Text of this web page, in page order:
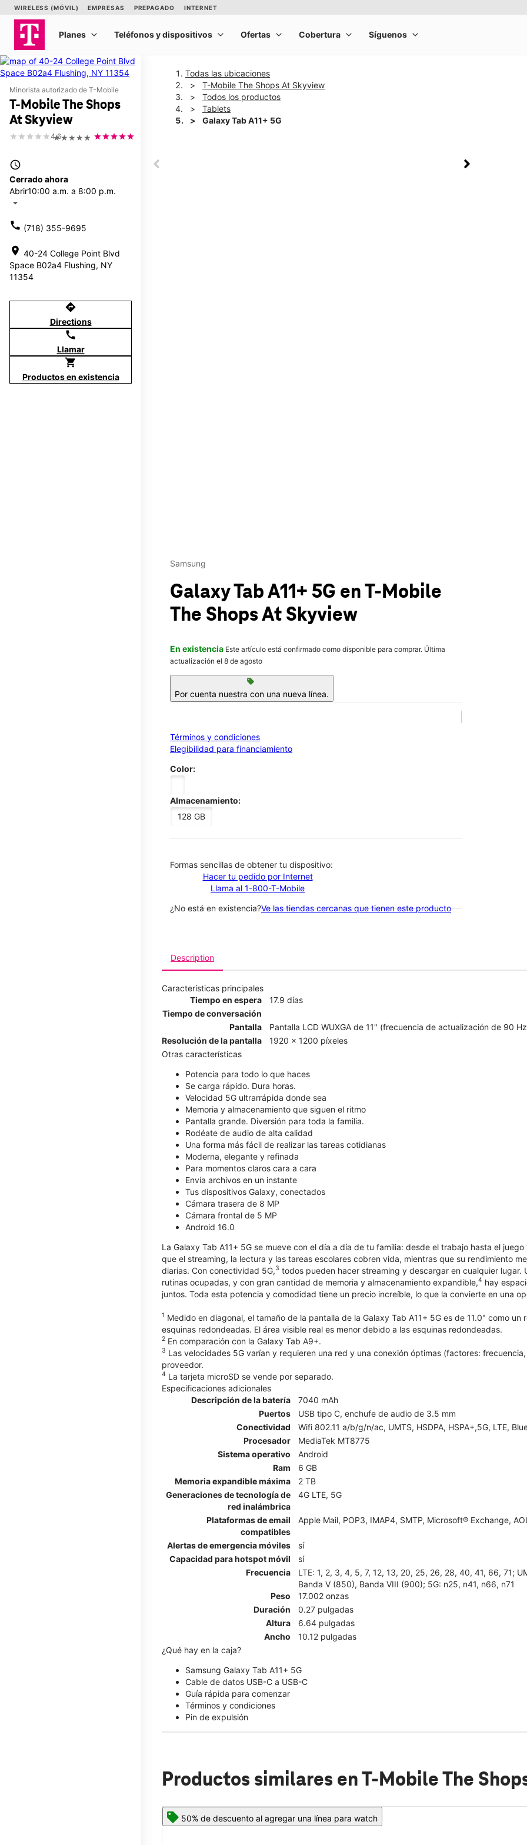
Minorista autorizado de T-Mobile
T-Mobile The Shops
At Skyview
★★★★★
4.6
access_time
Cerrado ahora
Abrir10:00 a.m. a 8:00 p.m.
arrow_drop_down
call (718) 355-9695
location_on 40-24 College Point Blvd
Space B02a4 Flushing, NY
11354
directions
Directions
call
Llamar
shopping_cart
Productos en existencia
Todas las ubicaciones
T-Mobile The Shops At Skyview
Todos los productos
Tablets
Galaxy Tab A11+ 5G
This carousel shows one large product image at a time. Use the Previous and Next buttons
Samsung
Galaxy Tab A11+ 5G en T-Mobile
The Shops At Skyview
En existencia Este artículo está confirmado como disponible para comprar. Última
actualización el 8 de agosto
sell
Por cuenta nuestra con una nueva línea.
Términos y condiciones
Elegibilidad para financiamiento
Color:
Almacenamiento:
128 GB
​​​​​​​Formas sencillas de obtener tu dispositivo:
Hacer tu pedido por Internet
Llama al 1-800-T-Mobile
¿No está en existencia?Ve las tiendas cercanas que tienen este producto
Description
Características principales
Tiempo en espera
17.9 días
Tiempo de conversación
Pantalla
Pantalla LCD WUXGA de 11" (frecuencia de actualización de 90
Resolución de la pantalla
1920 x 1200 píxeles
Otras características
Potencia para todo lo que haces
Se carga rápido. Dura horas.
Velocidad 5G ultrarrápida donde sea
Memoria y almacenamiento que siguen el ritmo
Pantalla grande. Diversión para toda la familia.
Rodéate de audio de alta calidad
Una forma más fácil de realizar las tareas cotidianas
Moderna, elegante y refinada
Para momentos claros cara a cara
Envía archivos en un instante
Tus dispositivos Galaxy, conectados
Cámara trasera de 8 MP
Cámara frontal de 5 MP
Android 16.0
La Galaxy Tab A11+ 5G se mueve con el día a día de tu familia: desde el trabajo hasta el
que el streaming, la lectura y las tareas escolares cobren vida, mientras que su rendimiento
diarias. Con conectividad 5G,3 todos pueden hacer streaming y descargar en cualquier
rutinas ocupadas, y con gran cantidad de memoria y almacenamiento expandible,4 hay
juntos. Toda esta potencia y comodidad tiene un precio increíble, lo que la convierte en una
1 Medido en diagonal, el tamaño de la pantalla de la Galaxy Tab A11+ 5G es de 11.0" como
esquinas redondeadas. El área visible real es menor debido a las esquinas redondeadas.
2 En comparación con la Galaxy Tab A9+.
3 Las velocidades 5G varían y requieren una red y una conexión óptimas (factores:
proveedor.
4 La tarjeta microSD se vende por separado.
Especificaciones adicionales
Descripción de la batería
7040 mAh
Puertos
USB tipo C, enchufe de audio de 3.5 mm
Conectividad
Wifi 802.11 a/b/g/n/ac, UMTS, HSDPA, HSPA+,5G, LTE,
Procesador
MediaTek MT8775
Sistema operativo
Android
Ram
6 GB
Memoria expandible máxima
2 TB
Generaciones de tecnología de
red inalámbrica
4G LTE, 5G
Plataformas de email
compatibles
Apple Mail, POP3, IMAP4, SMTP, Microsoft® Exchange,
Alertas de emergencia móviles
sí
Capacidad para hotspot móvil
sí
Frecuencia
LTE: 1, 2, 3, 4, 5, 7, 12, 13, 20, 25, 26, 28, 40, 41, 66, 71;
Banda V (850), Banda VIII (900); 5G: n25, n41, n66, n71
Peso
17.002 onzas
Duración
0.27 pulgadas
Altura
6.64 pulgadas
Ancho
10.12 pulgadas
¿Qué hay en la caja?
Samsung Galaxy Tab A11+ 5G
Cable de datos USB-C a USB-C
Guía rápida para comenzar
Términos y condiciones
Pin de expulsión
Productos similares en T-Mobile The
50% de descuento al agregar una línea para watch